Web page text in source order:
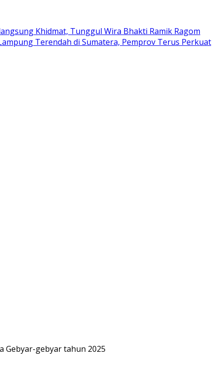
Khidmat, Tunggul Wira Bhakti Ramik Ragom
Terendah di Sumatera, Pemprov Terus Perkuat
Gebyar-gebyar tahun 2025